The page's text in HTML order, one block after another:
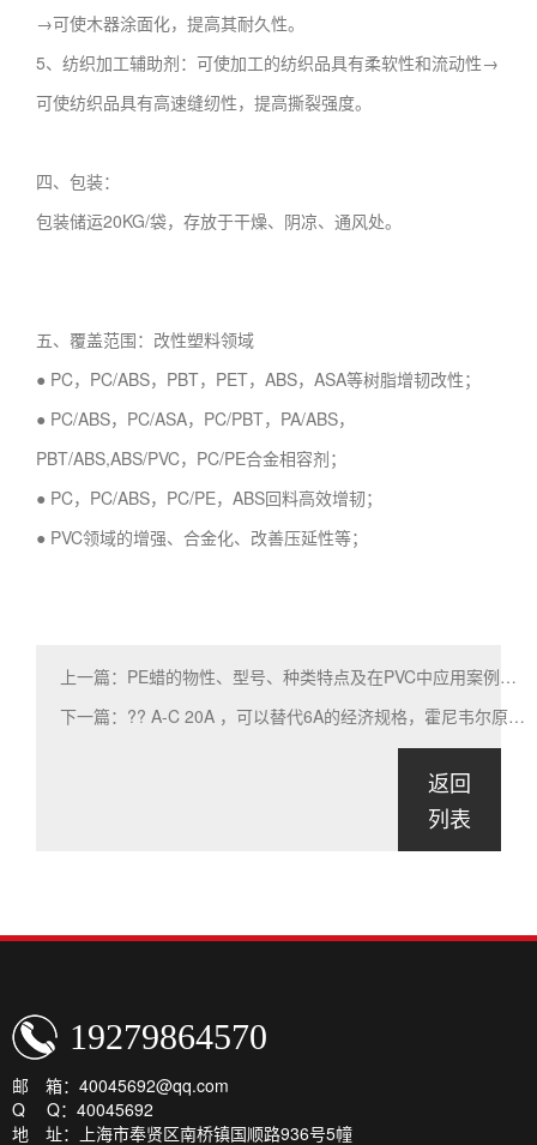
→可使木器涂面化，提高其耐久性。
5、纺织加工辅助剂：可使加工的纺织品具有柔软性和流动性→
可使纺织品具有高速缝纫性，提高撕裂强度。
四、包装：
包装储运20KG/袋，存放于干燥、阴凉、通风处。
五、覆盖范围：改性塑料领域
● PC，PC/ABS，PBT，PET，ABS，ASA等树脂增韧改性；
● PC/ABS，PC/ASA，PC/PBT，PA/ABS，
PBT/ABS,ABS/PVC，PC/PE合金相容剂；
● PC，PC/ABS，PC/PE，ABS回料高效增韧；
● PVC领域的增强、合金化、改善压延性等；
上一篇：PE蜡的物性、型号、种类特点及在PVC中应用案例、注意事项
下一篇：?? A-C 20A ，可以替代6A的经济规格，霍尼韦尔原装进口正品，指标物性与6A 可完全替换.
返回
列表
19279864570
邮 箱：40045692@qq.com
Q Q：40045692
地 址：上海市奉贤区南桥镇国顺路936号5幢